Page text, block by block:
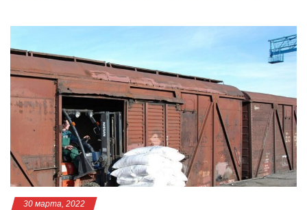
at
s
A
p
p
c
e
b
o
o
k
tt
er
n
kl
a
ss
ni
ki
e
a
m
.R er п
р
а
в
и
т
ь
30 марта, 2022